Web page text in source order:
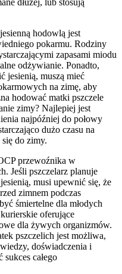
dłużej, lub stosują
hodowlą jest
pokarmu. Rodziny
zapasami miodu
odżywianie. Ponadto,
jesienią, muszą mieć
na zimę, aby
hodować matki pszczele
zimy? Najlepiej jest
najpóźniej do połowy
dużo czasu na
do zimy.
przewoźnika w
Jeśli pszczelarz planuje
musi upewnić się, że
zimnem podczas
śmiertelne dla młodych
oferujące
dla żywych organizmów.
pszczelich jest możliwa,
doświadczenia i
całego